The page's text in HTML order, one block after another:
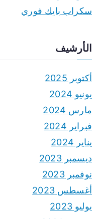
سكراب بايك فوري
الأرشيف
أكتوبر 2025
يونيو 2024
مارس 2024
فبراير 2024
يناير 2024
ديسمبر 2023
نوفمبر 2023
أغسطس 2023
يوليو 2023